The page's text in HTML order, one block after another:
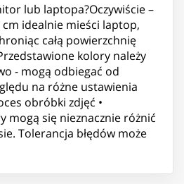
lub laptopa?Oczywiście –
idealnie mieści laptop,
całą powierzchnię
kolory należy
- mogą odbiegać od
na różne ustawienia
obróbki zdjęć •
mogą się nieznacznie różnić
Tolerancja błędów może